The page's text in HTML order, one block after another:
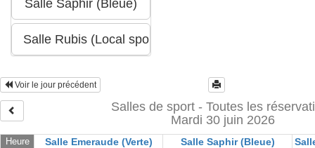
Voir le jour précédent
Salles de sport - Toutes les
Mardi 30 juin 2026
Heure Salle Emeraude (Verte) Salle Saphir (Bleue)